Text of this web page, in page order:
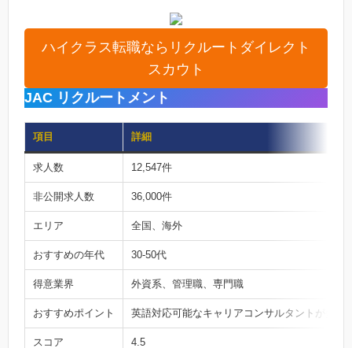
ハイクラス転職ならリクルートダイレクト
スカウト
JAC リクルートメント
項目 詳細
求人数 12,547件
非公開求人数 36,000件
エリア 全国、海外
おすすめの年代 30-50代
得意業界 外資系、管理職、専門職
おすすめポイント 英語対応可能なキャリアコンサルタントが多く
スコア 4.5